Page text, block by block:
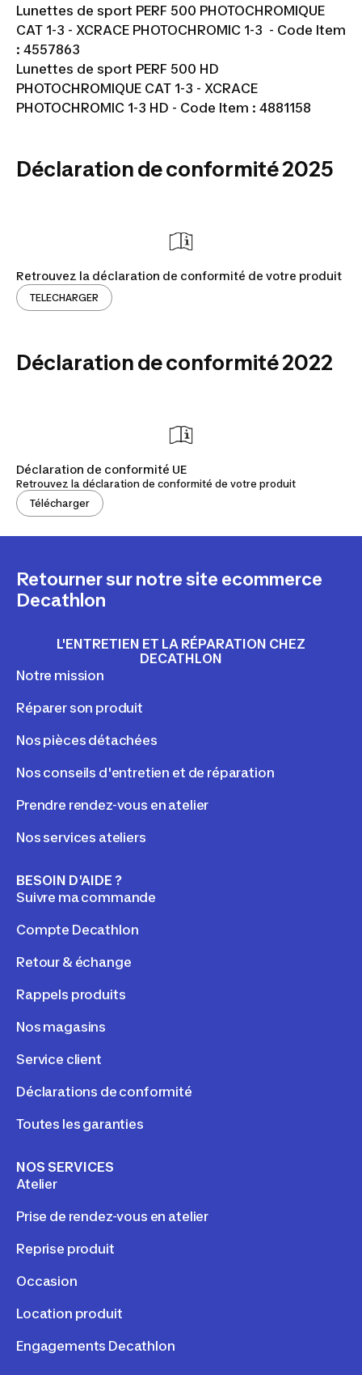
Lunettes de sport PERF 500 PHOTOCHROMIQUE
CAT 1-3 - XCRACE PHOTOCHROMIC 1-3 - Code Item
: 4557863
Lunettes de sport PERF 500 HD
PHOTOCHROMIQUE CAT 1-3 - XCRACE
PHOTOCHROMIC 1-3 HD - Code Item : 4881158
Déclaration de conformité 2025
Retrouvez la déclaration de conformité de votre produit
TELECHARGER
Déclaration de conformité 2022
Déclaration de conformité UE
Retrouvez la déclaration de conformité de votre produit
Télécharger
Retourner sur notre site ecommerce
Decathlon
L'ENTRETIEN ET LA RÉPARATION CHEZ
DECATHLON
Notre mission
Réparer son produit
Nos pièces détachées
Nos conseils d'entretien et de réparation
Prendre rendez-vous en atelier
Nos services ateliers
BESOIN D'AIDE ?
Suivre ma commande
Compte Decathlon
Retour & échange
Rappels produits
Nos magasins
Service client
Déclarations de conformité
Toutes les garanties
NOS SERVICES
Atelier
Prise de rendez-vous en atelier
Reprise produit
Occasion
Location produit
Engagements Decathlon